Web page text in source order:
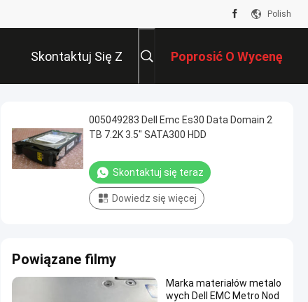
Polish
Skontaktuj Się Z
Nami
Poprosić O Wycenę
005049283 Dell Emc Es30 Data Domain 2
TB 7.2K 3.5" SATA300 HDD
Skontaktuj się teraz
Dowiedz się więcej
Powiązane filmy
Marka materiałów metalo
wych Dell EMC Metro Nod